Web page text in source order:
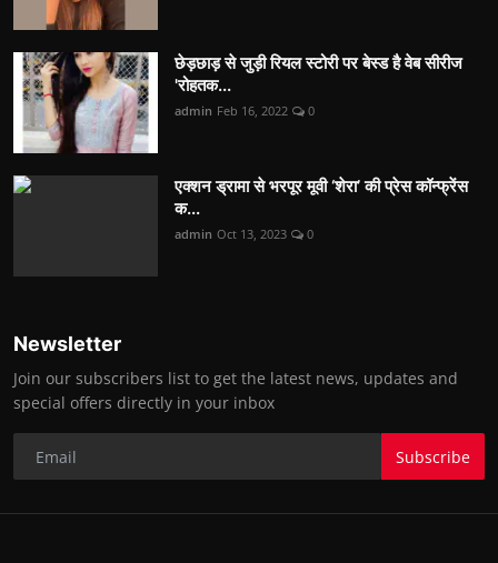
छेड़छाड़ से जुड़ी रियल स्टोरी पर बेस्ड है वेब सीरीज
'रोहतक...
admin Feb 16, 2022 0
एक्शन ड्रामा से भरपूर मूवी ‘शेरा’ की प्रेस कॉन्फ्रेंस
क...
admin Oct 13, 2023 0
Newsletter
Join our subscribers list to get the latest news, updates and
special offers directly in your inbox
Subscribe